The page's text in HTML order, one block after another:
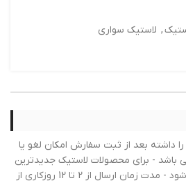
, لاستیک سواری
داشته بعد از ثبت سفارش امکان لغو یا
باشد - برای محصولات لاستیک جدیدترین
گل تولیدی شرکت ارسال می شود - مدت زمان ارسال از 2 تا 12 روزکاری از